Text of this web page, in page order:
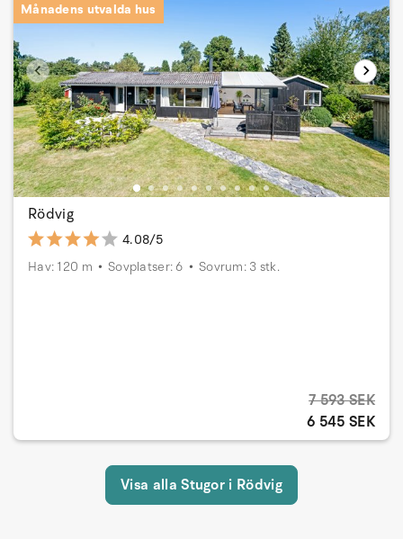
Månadens utvalda hus
Rödvig
4.08/5
Hav: 120 m
Sovplatser: 6 Sovrum: 3 stk.
7 593 SEK
6 545 SEK
Visa alla Stugor i Rödvig